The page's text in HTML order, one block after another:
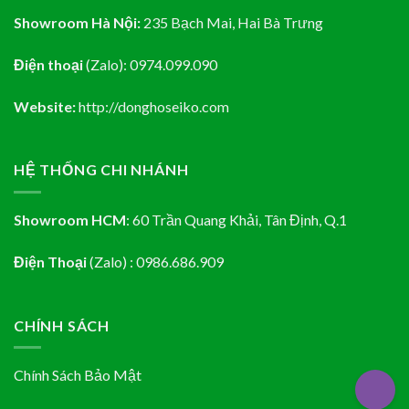
Showroom Hà Nội: 235 Bạch Mai, Hai Bà Trưng
Điện thoại(Zalo): 0974.099.090
Website:http://donghoseiko.com
HỆ THỐNG CHI NHÁNH
Showroom HCM: 60 Trần Quang Khải, Tân Định, Q.1
Điện Thoại(Zalo) : 0986.686.909
CHÍNH SÁCH
Chính Sách Bảo Mật